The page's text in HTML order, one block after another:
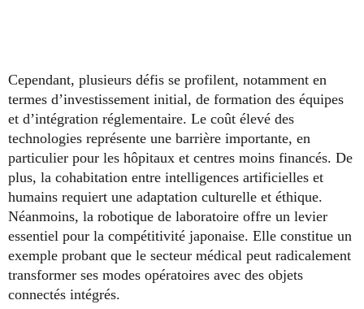
Cependant, plusieurs défis se profilent, notamment en
termes d’investissement initial, de formation des équipes
et d’intégration réglementaire. Le coût élevé des
technologies représente une barrière importante, en
particulier pour les hôpitaux et centres moins financés. De
plus, la cohabitation entre intelligences artificielles et
humains requiert une adaptation culturelle et éthique.
Néanmoins, la robotique de laboratoire offre un levier
essentiel pour la compétitivité japonaise. Elle constitue un
exemple probant que le secteur médical peut radicalement
transformer ses modes opératoires avec des objets
connectés intégrés.